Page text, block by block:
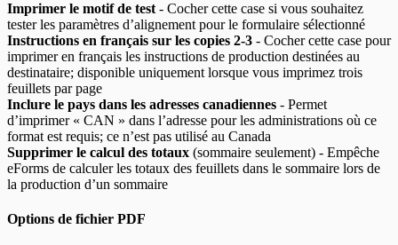
Imprimer le motif de test - Cocher cette case si vous souhaitez
tester les paramètres d’alignement pour le formulaire sélectionné
Instructions en français sur les copies 2-3 - Cocher cette case pour
imprimer en français les instructions de production destinées au
destinataire; disponible uniquement lorsque vous imprimez trois
feuillets par page
Inclure le pays dans les adresses canadiennes - Permet
d’imprimer « CAN » dans l’adresse pour les administrations où ce
format est requis; ce n’est pas utilisé au Canada
Supprimer le calcul des totaux (sommaire seulement) - Empêche
eForms de calculer les totaux des feuillets dans le sommaire lors de
la production d’un sommaire
Options de fichier PDF